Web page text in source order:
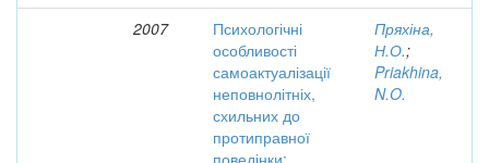
2007
Психологічні
особливості
самоактуалізації
неповнолітніх,
схильних до
протиправної
поведінки:
Пряхіна,
Н.О.;
Priakhina,
N.O.